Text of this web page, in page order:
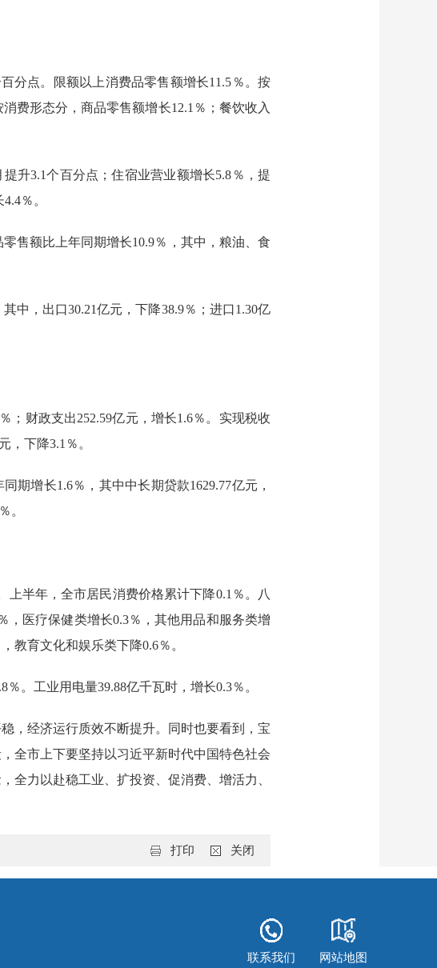
分点。 限额以上消费品零售额增长11.5 ％ 。按
消费形态分，商品零售额增长12.1 ％；餐饮收入
提升3.1个百分点；住宿业营业额增长5.8％，提
％。
零售额比上年同期增长10.9％，其中，粮油、食
中，出口30.21亿元，下降38.9％；进口1.30亿
％；财政支出252.59亿元，增长1.6％。实现税收
，下降3.1％。
同期增长1.6％ ， 其中中长期贷款1629.77亿元，
。
上半年，全市居民消费价格累计下降0.1％。八
，医疗保健类增长0.3％，其他用品和服务类增
教育文化和娱乐类下降0.6％。
。工业用电量39.88亿千瓦时，增长0.3％。
，经济运行质效不断提升。同时也要看到，宝
全市上下要坚持以习近平新时代中国特色社会
全力以赴稳工业、扩投资、促消费、增活力、
关闭
打印
联系我们 网站地图